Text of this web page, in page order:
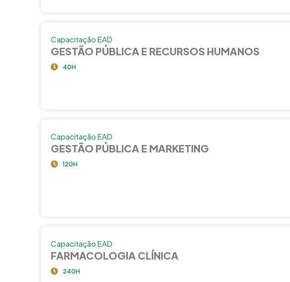
Capacitação EAD
GESTÃO PÚBLICA E RECURSOS HUMANOS
40H
Capacitação EAD
GESTÃO PÚBLICA E MARKETING
120H
Capacitação EAD
FARMACOLOGIA CLÍNICA
240H